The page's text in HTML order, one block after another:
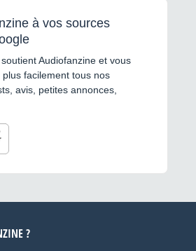
à vos sources
Audiofanzine et vous
facilement tous nos
avis, petites annonces,
?